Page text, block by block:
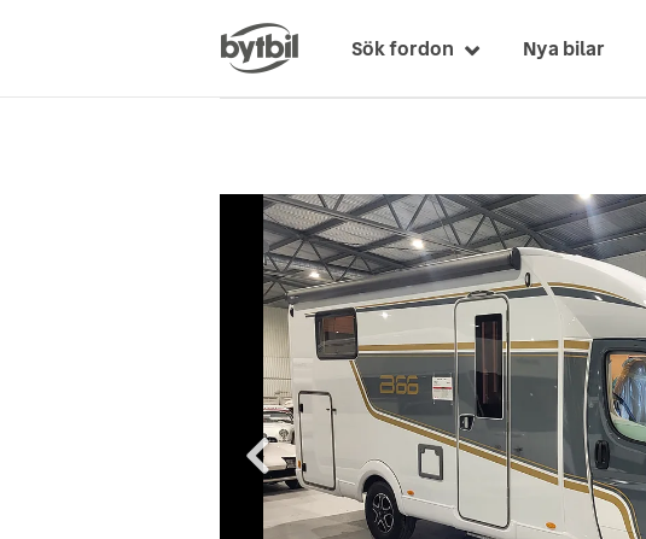
Sök fordon Nya bilar